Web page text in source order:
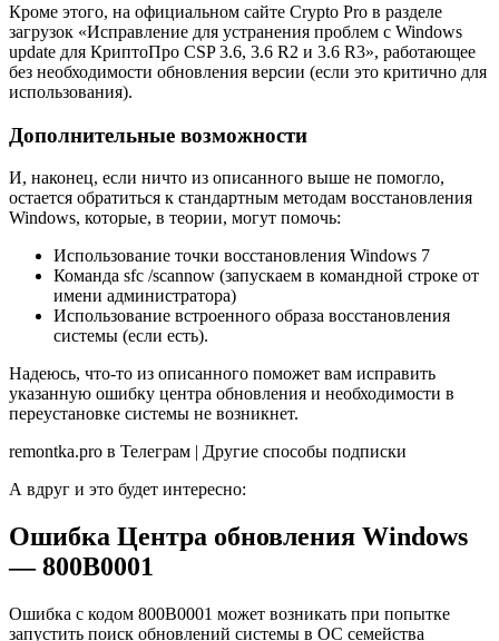
Кроме этого, на официальном сайте Crypto Pro в разделе
загрузок «Исправление для устранения проблем с Windows
update для КриптоПро CSP 3.6, 3.6 R2 и 3.6 R3», работающее
без необходимости обновления версии (если это критично для
использования).
Дополнительные возможности
И, наконец, если ничто из описанного выше не помогло,
остается обратиться к стандартным методам восстановления
Windows, которые, в теории, могут помочь:
Использование точки восстановления Windows 7
Команда sfc /scannow (запускаем в командной строке от
имени администратора)
Использование встроенного образа восстановления
системы (если есть).
Надеюсь, что-то из описанного поможет вам исправить
указанную ошибку центра обновления и необходимости в
переустановке системы не возникнет.
remontka.pro в Телеграм | Другие способы подписки
А вдруг и это будет интересно:
Ошибка Центра обновления Windows
— 800B0001
Ошибка с кодом 800B0001 может возникать при попытке
запустить поиск обновлений системы в ОС семейства